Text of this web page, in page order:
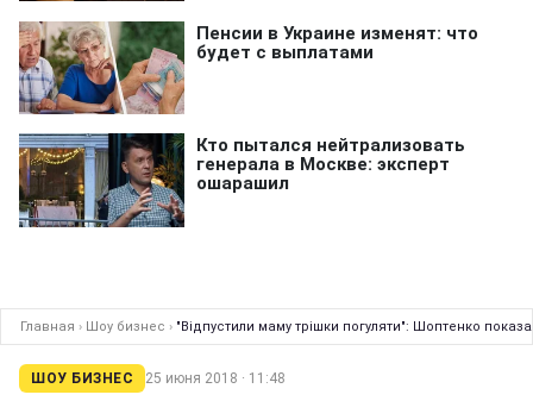
Главная › Шоу бизнес › "Відпустили маму трішки погуляти": Шоптенко
ШОУ БИЗНЕС 25 июня 2018 · 11:48